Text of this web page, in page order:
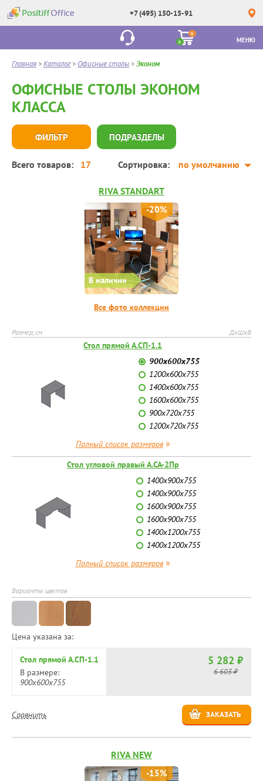
+7 (495) 150-15-91
0
0
МЕНЮ
Главная >Каталог > Офисные столы >Эконом
ОФИСНЫЕ СТОЛЫ ЭКОНОМ
КЛАССА
ФИЛЬТР ПОДРАЗДЕЛЫ
Всего товаров: 17 Сортировка: по умолчанию
RIVA STANDART
В наличии
-20%
Все фото коллекции
Размер, см ДхШхВ
Стол прямой А.СП-1.1
900х600х755
1200х600х755
1400х600х755
1600х600х755
900х720х755
1200х720х755
Полный список размеров»
Стол угловой правый А.СА-2Пр
1400х900х755
1400х900х755
1600х900х755
1600х900х755
1400х1200х755
1400х1200х755
Полный список размеров»
Варианты цветов
Цена указана за:
Стол прямой А.СП-1.1
В размере:
900х600х755
5 282 ₽
6 603 ₽
ЗАКАЗАТЬ
Сравнить
RIVA NEW
-15%